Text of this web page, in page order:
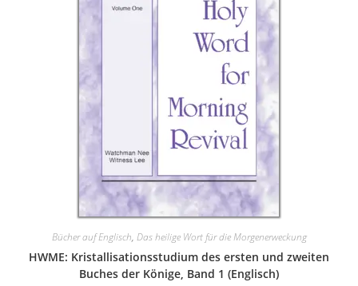
Bücher auf Englisch, Das heilige Wort für die Morgenerweckung
HWME: Kristallisationsstudium des ersten und zweiten
Buches der Könige, Band 1 (Englisch)